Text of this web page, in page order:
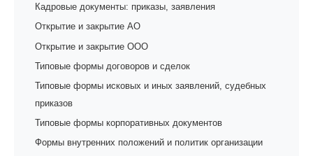
Кадровые документы: приказы, заявления
Открытие и закрытие АО
Открытие и закрытие ООО
Типовые формы договоров и сделок
Типовые формы исковых и иных заявлений, судебных
приказов
Типовые формы корпоративных документов
Формы внутренних положений и политик организации